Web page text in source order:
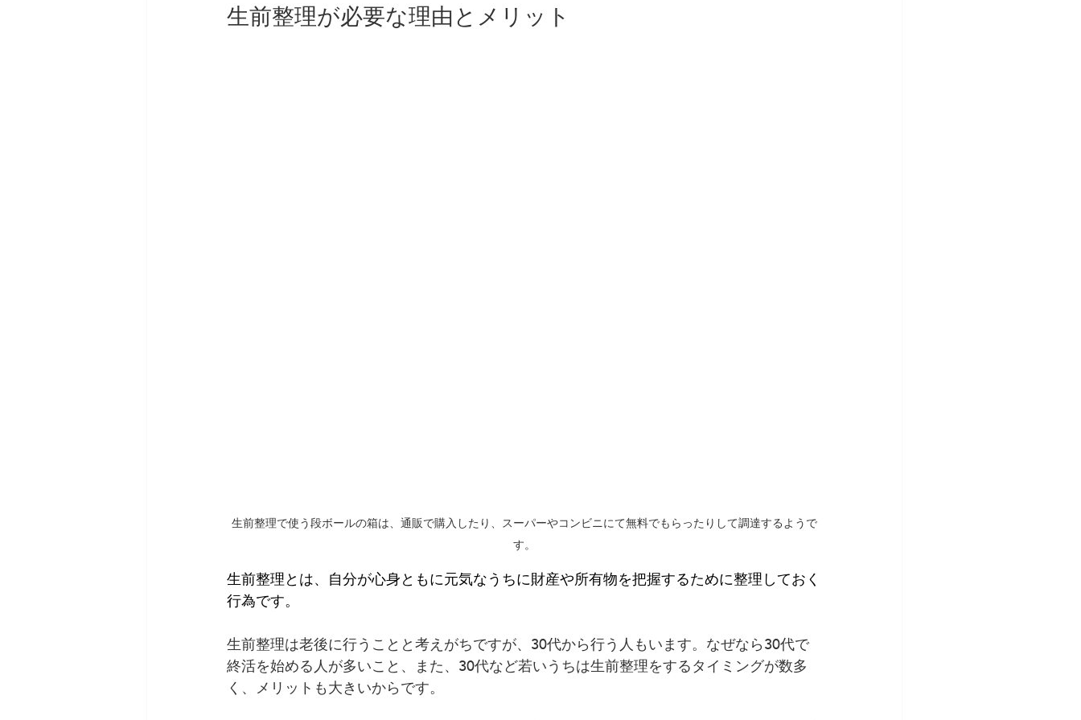
生前整理が必要な理由とメリット
生前整理で使う段ボールの箱は、通販で購入したり、スーパーやコンビニにて無料でもらったりして調達するようで
す。
生前整理とは、自分が心身ともに元気なうちに財産や所有物を把握するために整理しておく
行為です。
生前整理は老後に行うことと考えがちですが、30代から行う人もいます。なぜなら30代で
終活を始める人が多いこと、また、30代など若いうちは生前整理をするタイミングが数多
く、メリットも大きいからです。